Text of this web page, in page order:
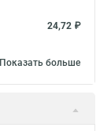
24,72 ₽
Показать больше